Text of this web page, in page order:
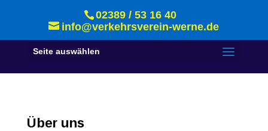
02389 / 53 16 40
info@verkehrsverein-werne.de
Seite auswählen
Über uns